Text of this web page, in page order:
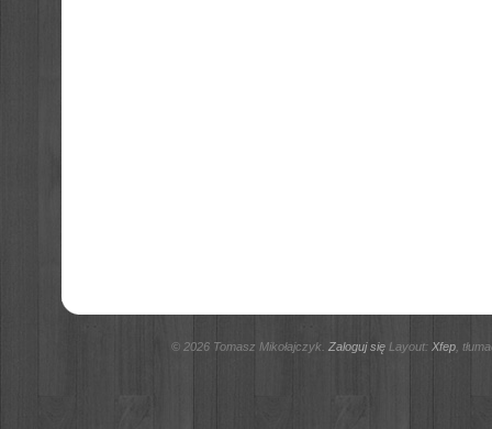
© 2026 Tomasz Mikołajczyk. Zaloguj sięLayout: Xfep,